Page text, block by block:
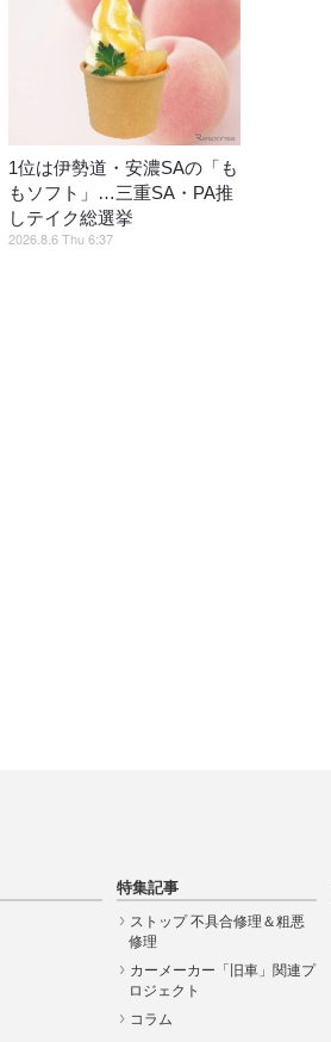
1位は伊勢道・安濃SAの「も
もソフト」…三重SA・PA推
しテイク総選挙
2026.8.6 Thu 6:37
特集記事
ストップ 不具合修理＆粗悪
修理
カーメーカー「旧車」関連プ
ロジェクト
コラム